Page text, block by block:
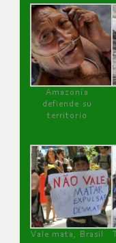
Amazonía
defiende su
territorio
Vale mata, Brasil